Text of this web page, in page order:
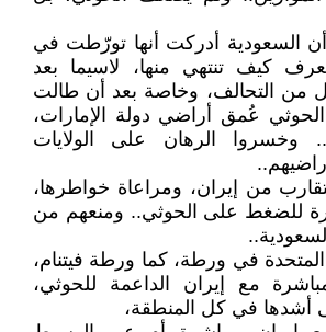
أن السعودية أدركت أنها تورّطت في
كيف تنتهي منها، لاسيما بعد
من التحالف، وخاصة بعد أن طالت
عُمق أراضي دولة الإمارات،
وخسروا الرهان على الولايات
من إيران، ومراعاة خواطرها،
للضغط على الحوثي.. ومنعهم من
في ورطة، كما ورطة فيتنام،
مع إيران الداعمة للحوثي،
أشدها في كل المنطقة،